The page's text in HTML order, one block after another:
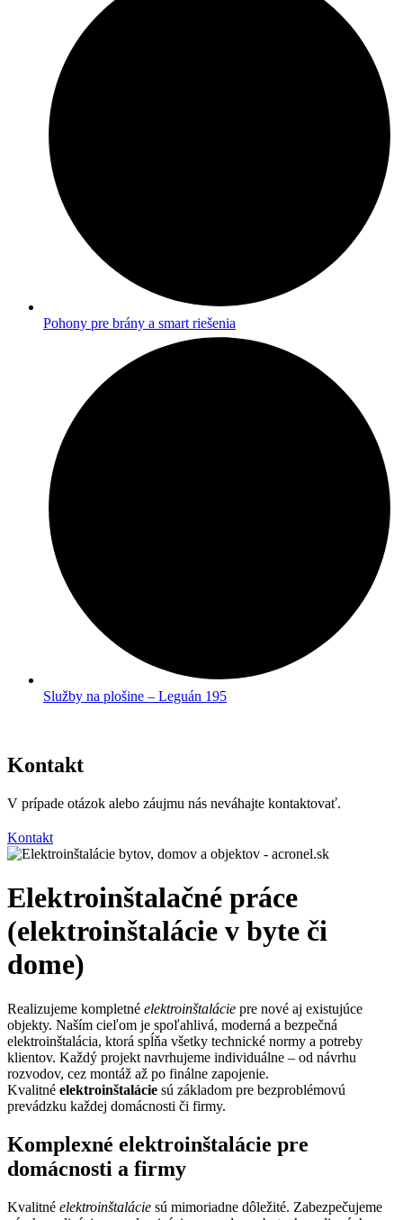
Pohony pre brány a smart riešenia
Služby na plošine – Leguán 195
Kontakt
V prípade otázok alebo záujmu nás neváhajte kontaktovať.
Kontakt
Elektroinštalačné práce
(elektroinštalácie v byte či
dome)
Realizujeme kompletné elektroinštalácie pre nové aj existujúce
objekty. Naším cieľom je spoľahlivá, moderná a bezpečná
elektroinštalácia, ktorá spĺňa všetky technické normy a potreby
klientov. Každý projekt navrhujeme individuálne – od návrhu
rozvodov, cez montáž až po finálne zapojenie.
Kvalitné elektroinštalácie sú základom pre bezproblémovú
prevádzku každej domácnosti či firmy.
Komplexné elektroinštalácie pre
domácnosti a firmy
Kvalitné elektroinštalácie sú mimoriadne dôležité. Zabezpečujeme